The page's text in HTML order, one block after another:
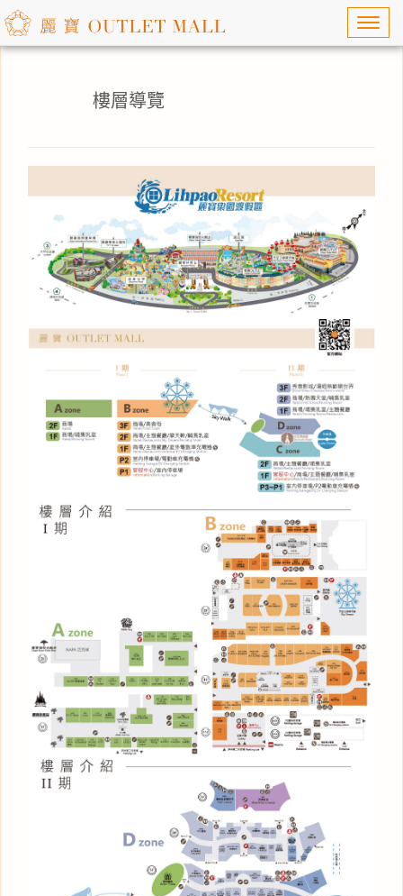
樓層導覽